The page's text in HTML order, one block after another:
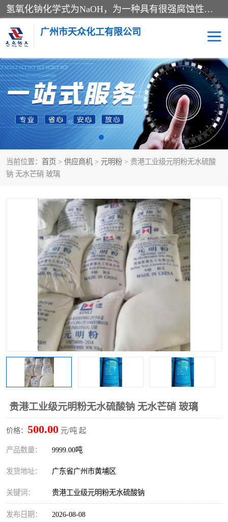
氢氧化钠化学式为NaOH，为一种具有很强腐蚀性的强碱，一般为片状或颗粒形态，易溶于水(溶于水时放热)并形成碱性溶液，另有潮解性，易吸取空气中的水蒸气(潮解)和(变质)。NaOH是化学实验室其中一种必备的化学品，亦为常见的化工品之一。纯品是无色透明的晶体。密度2.130g/cm3。熔点318.4℃。沸点1390℃。工业品含有少量的氯化和碳酸，是白色不透明的晶体。
广州市天众化工有限公司
当前位置： 首页 > 供应商机 > 元明粉 > 贵港工业级元明粉无水硫酸
钠 无水芒硝 玻璃
贵港工业级元明粉无水硫酸钠 无水芒硝 玻璃
价格： 500.00 元/吨 起
产品数量： 9999.00吨
发货地址： 广东省广州市黄埔区
关键词： 贵港工业级元明粉无水硫酸钠
发布日期： 2026-08-08
亚硝酸钠 氢氧化钠
纯碱 硫代硫酸钠
草酸 醋酸钠
聚合氯化铝 焦磷酸二氢二钠
一水葡萄糖
聚丙烯酰胺 一水柠檬酸
磷酸氢二钠 葡萄糖酸钠
氯酸钠 磷酸二氢钾
磷酸氢二钾
保险粉
过硫酸钠
尿素
聚合硫酸铁 磷酸二氢钠
大苏打